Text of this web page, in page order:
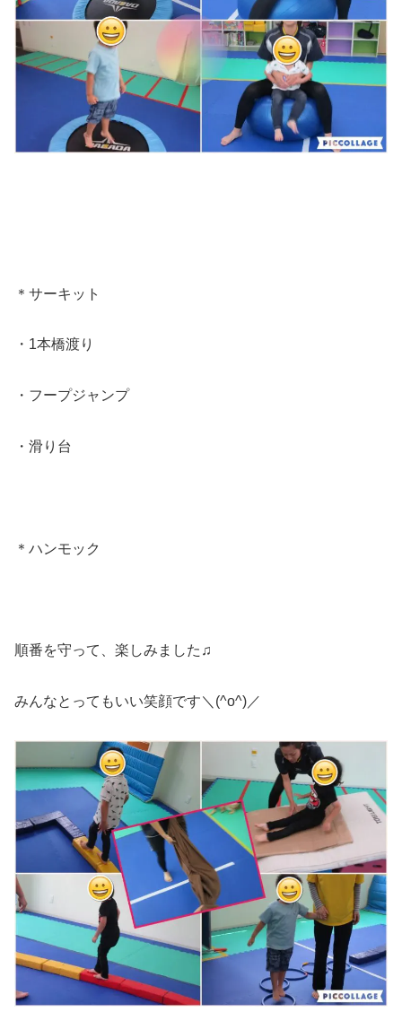
＊サーキット
・1本橋渡り
・フープジャンプ
・滑り台
＊ハンモック
順番を守って、楽しみました♫
みんなとってもいい笑顔です＼(^o^)／